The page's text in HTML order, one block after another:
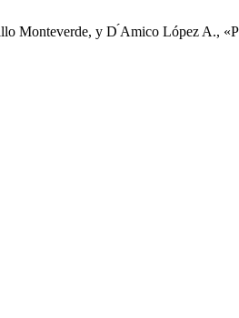
Monteverde, y D ́Amico López A.,